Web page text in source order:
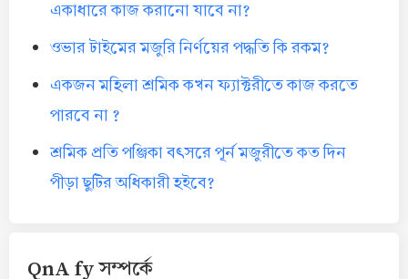
একাধারে কাজ করানো যাবে না?
ওভার টাইমের মজুরি নির্ণয়ের পদ্ধতি কি রকম?
একজন মহিলা শ্রমিক কখন ফ্যাক্টরীতে কাজ করতে
পারবে না ?
শ্রমিক প্রতি পঞ্জিকা বৎসরে পূর্ন মজুরীতে কত দিন
পীড়া ছুটির অধিকারী হইবে?
QnA fy সম্পর্কে